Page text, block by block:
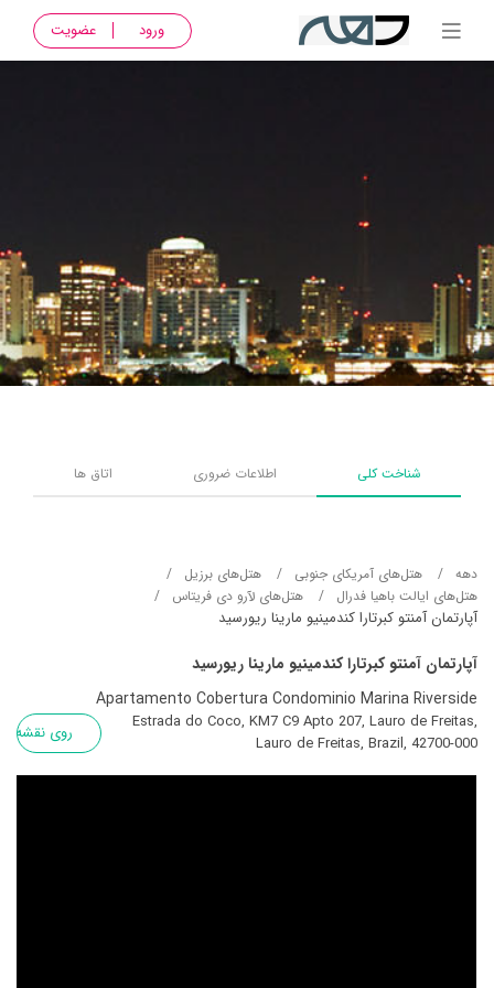
ورود عضویت
شناخت کلی اطلاعات ضروری اتاق ها
دهه هتل‌های آمریکای جنوبی
هتل‌های برزیل
هتل‌های ایالت باهیا فدرال
هتل‌های لآرو دی فریتاس
آپارتمان آمنتو کبرتارا کندمینیو مارینا ریورسید
آپارتمان آمنتو کبرتارا کندمینیو مارینا ریورسید
Apartamento Cobertura Condominio Marina Riverside
Estrada do Coco, KM7 C9 Apto 207, Lauro de Freitas,
Lauro de Freitas, Brazil, 42700-000
روی نقشه